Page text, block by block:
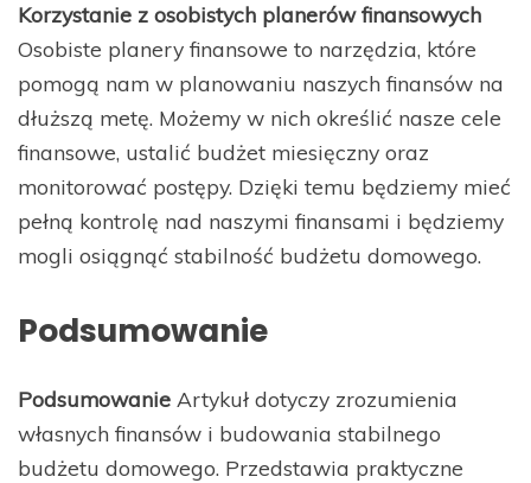
Korzystanie z osobistych planerów finansowych
Osobiste planery finansowe to narzędzia, które
pomogą nam w planowaniu naszych finansów na
dłuższą metę. Możemy w nich określić nasze cele
finansowe, ustalić budżet miesięczny oraz
monitorować postępy. Dzięki temu będziemy mieć
pełną kontrolę nad naszymi finansami i będziemy
mogli osiągnąć stabilność budżetu domowego.
Podsumowanie
Podsumowanie Artykuł dotyczy zrozumienia
własnych finansów i budowania stabilnego
budżetu domowego. Przedstawia praktyczne